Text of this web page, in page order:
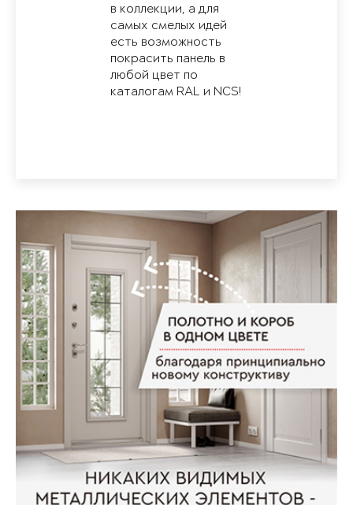
в коллекции, а для
самых смелых идей
есть возможность
покрасить панель в
любой цвет по
каталогам RAL и NCS!